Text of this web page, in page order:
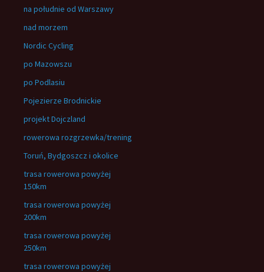
na południe od Warszawy
nad morzem
Nordic Cycling
po Mazowszu
po Podlasiu
Pojezierze Brodnickie
projekt Dojczland
rowerowa rozgrzewka/trening
Toruń, Bydgoszcz i okolice
trasa rowerowa powyżej
150km
trasa rowerowa powyżej
200km
trasa rowerowa powyżej
250km
trasa rowerowa powyżej